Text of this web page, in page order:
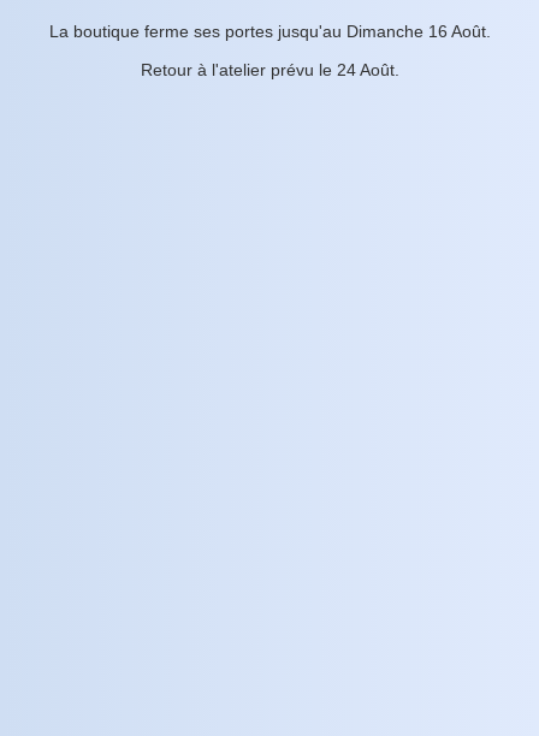
La boutique ferme ses portes jusqu'au Dimanche 16 Août.
Retour à l'atelier prévu le 24 Août.